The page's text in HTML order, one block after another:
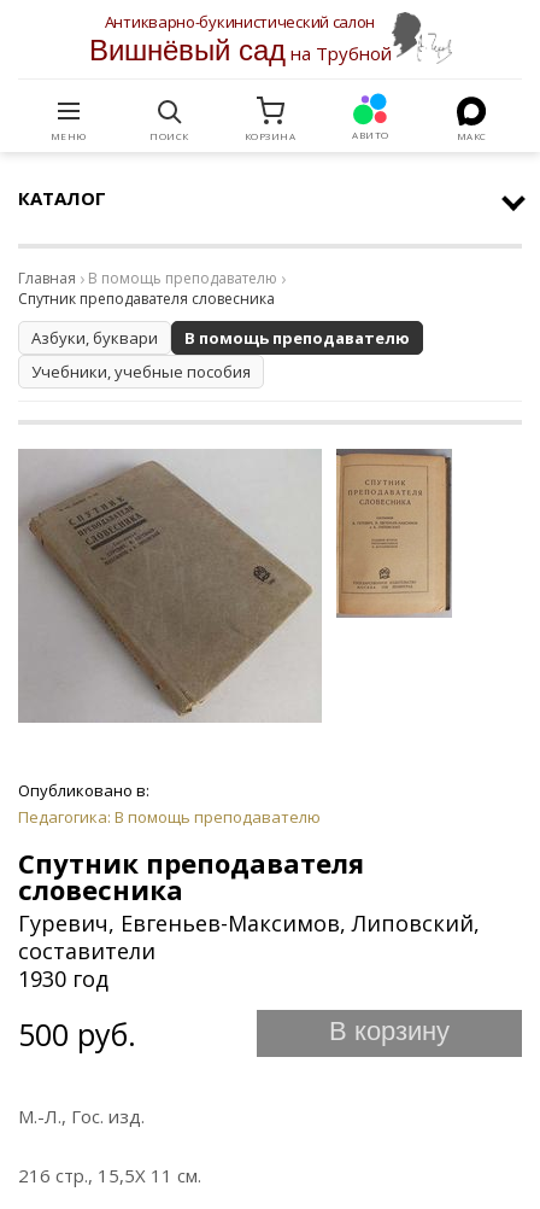
Антикварно-букинистический салон
Вишнёвый садна Трубной
МЕНЮ ПОИСК КОРЗИНА АВИТО МАКС
КАТАЛОГ
Главная
В помощь преподавателю
Спутник преподавателя словесника
Азбуки, буквари
В помощь преподавателю
Учебники, учебные пособия
Опубликовано в:
Педагогика: В помощь преподавателю
Спутник преподавателя
словесника
Гуревич, Евгеньев-Максимов, Липовский,
составители
1930 год
500 руб. В корзину
М.-Л., Гос. изд.
216 стр., 15,5Х 11 см.